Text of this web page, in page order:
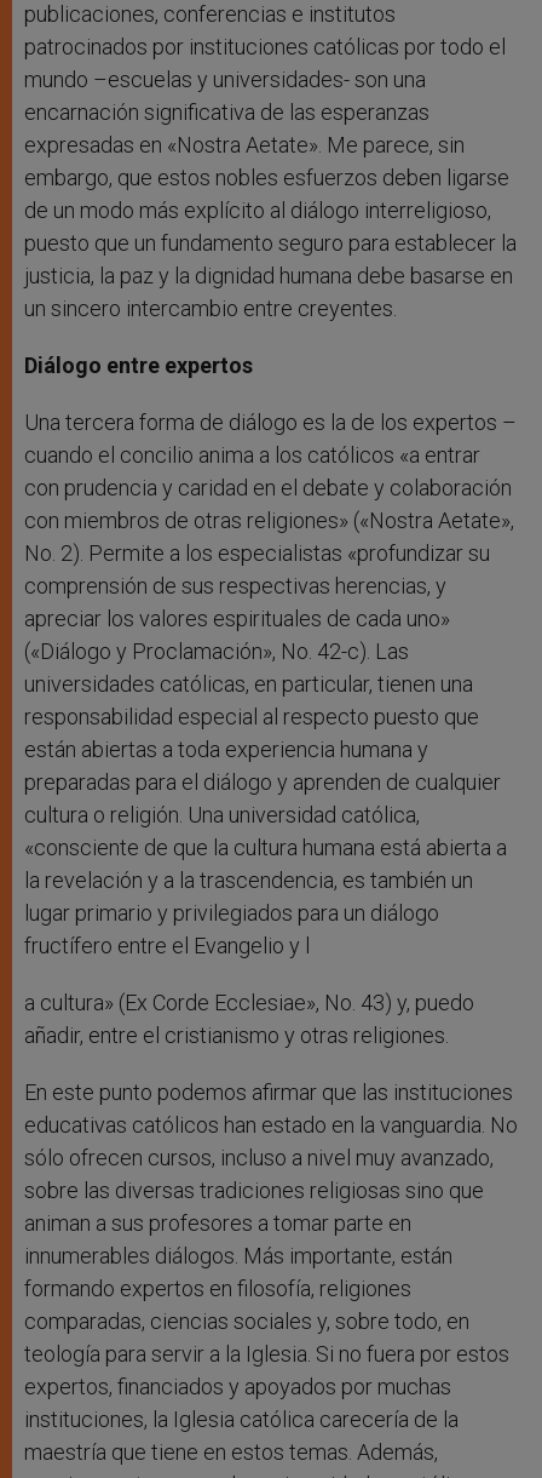
publicaciones, conferencias e institutos
patrocinados por instituciones católicas por todo el
mundo –escuelas y universidades- son una
encarnación significativa de las esperanzas
expresadas en «Nostra Aetate». Me parece, sin
embargo, que estos nobles esfuerzos deben ligarse
de un modo más explícito al diálogo interreligioso,
puesto que un fundamento seguro para establecer la
justicia, la paz y la dignidad humana debe basarse en
un sincero intercambio entre creyentes.
Diálogo entre expertos
Una tercera forma de diálogo es la de los expertos –
cuando el concilio anima a los católicos «a entrar
con prudencia y caridad en el debate y colaboración
con miembros de otras religiones» («Nostra Aetate»,
No. 2). Permite a los especialistas «profundizar su
comprensión de sus respectivas herencias, y
apreciar los valores espirituales de cada uno»
(«Diálogo y Proclamación», No. 42-c). Las
universidades católicas, en particular, tienen una
responsabilidad especial al respecto puesto que
están abiertas a toda experiencia humana y
preparadas para el diálogo y aprenden de cualquier
cultura o religión. Una universidad católica,
«consciente de que la cultura humana está abierta a
la revelación y a la trascendencia, es también un
lugar primario y privilegiados para un diálogo
fructífero entre el Evangelio y l
a cultura» (Ex Corde Ecclesiae», No. 43) y, puedo
añadir, entre el cristianismo y otras religiones.
En este punto podemos afirmar que las instituciones
educativas católicos han estado en la vanguardia. No
sólo ofrecen cursos, incluso a nivel muy avanzado,
sobre las diversas tradiciones religiosas sino que
animan a sus profesores a tomar parte en
innumerables diálogos. Más importante, están
formando expertos en filosofía, religiones
comparadas, ciencias sociales y, sobre todo, en
teología para servir a la Iglesia. Si no fuera por estos
expertos, financiados y apoyados por muchas
instituciones, la Iglesia católica carecería de la
maestría que tiene en estos temas. Además,